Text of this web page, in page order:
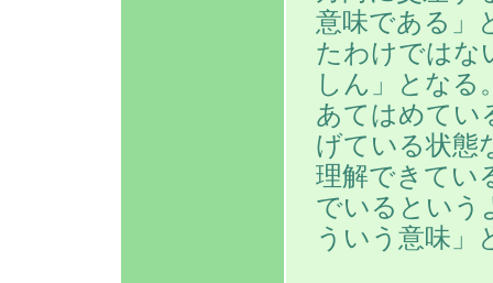
意味である」
たわけではな
しん」となる
あてはめてい
げている状態
理解できてい
でいるという
ういう意味」